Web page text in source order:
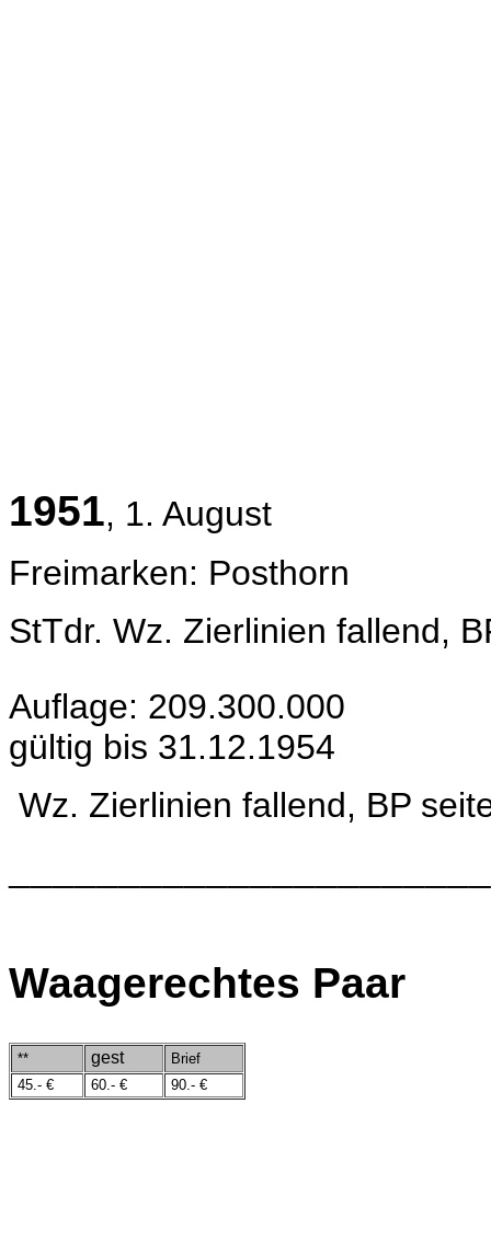
1951, 1. August
Freimarken: Posthorn
StTdr. Wz. Zierlinien fallend,
Auflage: 209.300.000
gültig bis 31.12.1954
Wz. Zierlinien fallend, BP
Waagerechtes Paar
** gest
Brief
45.- €
60.- € 90.- €